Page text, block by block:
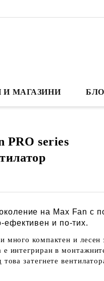
И МАГАЗИНИ
PRO series
на Max Fan с
ефективен и по-тих.
много компактен и лесен
е интегриран в
затегнете